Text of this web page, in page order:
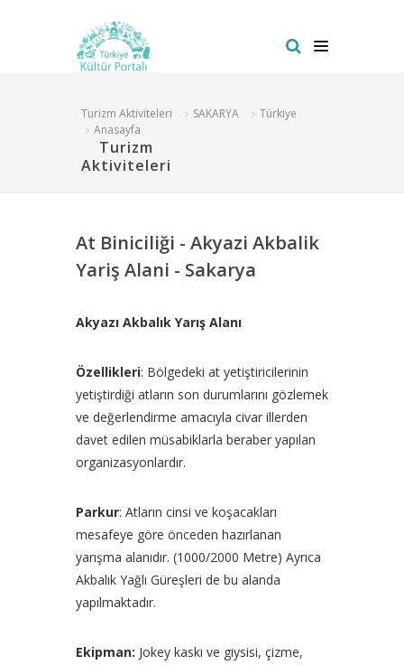
Turizm Aktiviteleri SAKARYA
Türkiye
Anasayfa
Turizm
Aktiviteleri
At Biniciliği - Akyazi Akbalik
Yariş Alani - Sakarya
Akyazı Akbalık Yarış Alanı
Özellikleri: Bölgedeki at yetiştiricilerinin
yetiştirdiği atların son durumlarını gözlemek
ve değerlendirme amacıyla civar illerden
davet edilen müsabiklarla beraber yapılan
organizasyonlardır.
Parkur: Atların cinsi ve koşacakları
mesafeye göre önceden hazırlanan
yarışma alanıdır. (1000/2000 Metre) Ayrıca
Akbalık Yağlı Güreşleri de bu alanda
yapılmaktadır.
Ekipman: Jokey kaskı ve giysisi, çizme,